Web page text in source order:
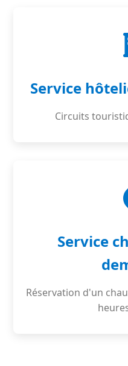
Service
Circuits
Service
Réservation d'un